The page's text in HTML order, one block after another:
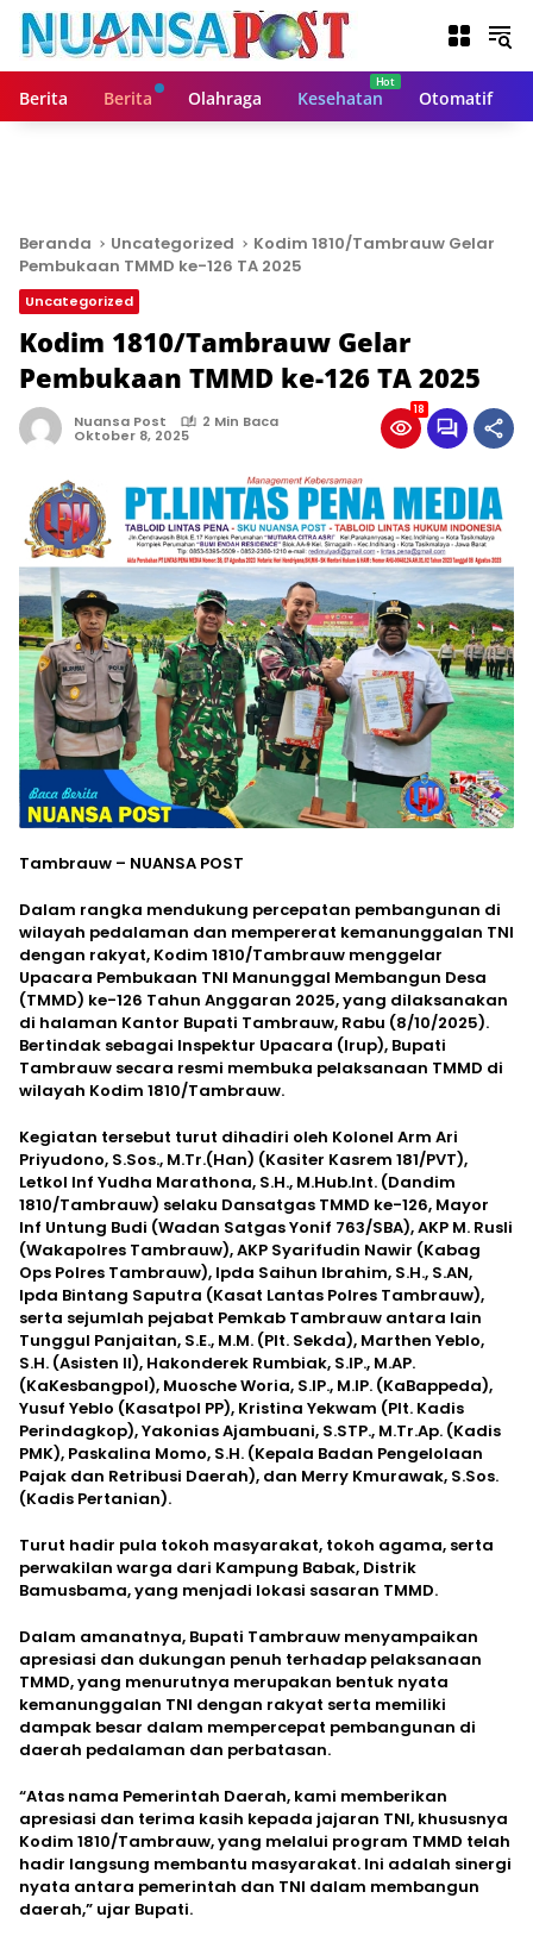
Berita Berita Olahraga Kesehatan Otomatif
Beranda Uncategorized
Kodim 1810/Tambrauw Gelar
Pembukaan TMMD ke-126 TA 2025
Uncategorized
Kodim 1810/Tambrauw Gelar
Pembukaan TMMD ke-126 TA 2025
Nuansa Post 2 Min Baca
Oktober 8, 2025
18
Tambrauw – NUANSA POST
Dalam rangka mendukung percepatan pembangunan di
wilayah pedalaman dan mempererat kemanunggalan TNI
dengan rakyat, Kodim 1810/Tambrauw menggelar
Upacara Pembukaan TNI Manunggal Membangun Desa
(TMMD) ke-126 Tahun Anggaran 2025, yang dilaksanakan
di halaman Kantor Bupati Tambrauw, Rabu (8/10/2025).
Bertindak sebagai Inspektur Upacara (Irup), Bupati
Tambrauw secara resmi membuka pelaksanaan TMMD di
wilayah Kodim 1810/Tambrauw.
Kegiatan tersebut turut dihadiri oleh Kolonel Arm Ari
Priyudono, S.Sos., M.Tr.(Han) (Kasiter Kasrem 181/PVT),
Letkol Inf Yudha Marathona, S.H., M.Hub.Int. (Dandim
1810/Tambrauw) selaku Dansatgas TMMD ke-126, Mayor
Inf Untung Budi (Wadan Satgas Yonif 763/SBA), AKP M. Rusli
(Wakapolres Tambrauw), AKP Syarifudin Nawir (Kabag
Ops Polres Tambrauw), Ipda Saihun Ibrahim, S.H., S.AN,
Ipda Bintang Saputra (Kasat Lantas Polres Tambrauw),
serta sejumlah pejabat Pemkab Tambrauw antara lain
Tunggul Panjaitan, S.E., M.M. (Plt. Sekda), Marthen Yeblo,
S.H. (Asisten II), Hakonderek Rumbiak, S.IP., M.AP.
(KaKesbangpol), Muosche Woria, S.IP., M.IP. (KaBappeda),
Yusuf Yeblo (Kasatpol PP), Kristina Yekwam (Plt. Kadis
Perindagkop), Yakonias Ajambuani, S.STP., M.Tr.Ap. (Kadis
PMK), Paskalina Momo, S.H. (Kepala Badan Pengelolaan
Pajak dan Retribusi Daerah), dan Merry Kmurawak, S.Sos.
(Kadis Pertanian).
Turut hadir pula tokoh masyarakat, tokoh agama, serta
perwakilan warga dari Kampung Babak, Distrik
Bamusbama, yang menjadi lokasi sasaran TMMD.
Dalam amanatnya, Bupati Tambrauw menyampaikan
apresiasi dan dukungan penuh terhadap pelaksanaan
TMMD, yang menurutnya merupakan bentuk nyata
kemanunggalan TNI dengan rakyat serta memiliki
dampak besar dalam mempercepat pembangunan di
daerah pedalaman dan perbatasan.
“Atas nama Pemerintah Daerah, kami memberikan
apresiasi dan terima kasih kepada jajaran TNI, khususnya
Kodim 1810/Tambrauw, yang melalui program TMMD telah
hadir langsung membantu masyarakat. Ini adalah sinergi
nyata antara pemerintah dan TNI dalam membangun
daerah,” ujar Bupati.